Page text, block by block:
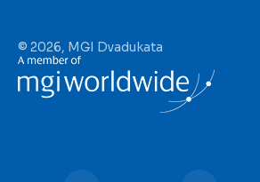
© 2026, MGI Dvadukata